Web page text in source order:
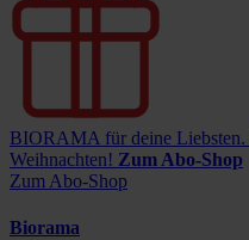
BIORAMA für deine Liebsten.
Weihnachten! Zum Abo-Shop
Zum Abo-Shop
Biorama